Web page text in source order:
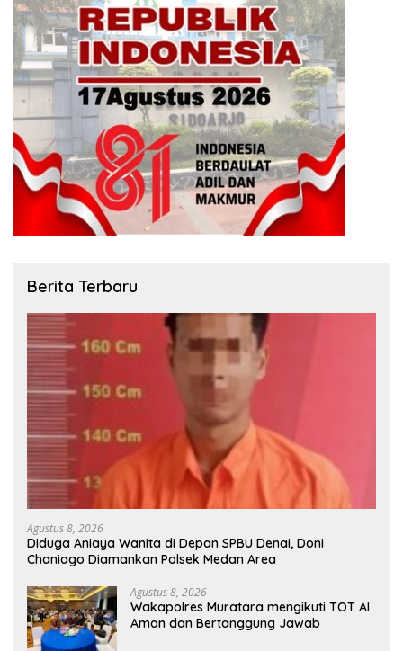
Berita Terbaru
Agustus 8, 2026
Diduga Aniaya Wanita di Depan SPBU Denai, Doni
Chaniago Diamankan Polsek Medan Area
Agustus 8, 2026
Wakapolres Muratara mengikuti TOT AI
Aman dan Bertanggung Jawab